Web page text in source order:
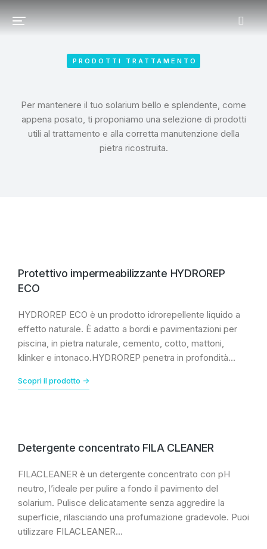
PRODOTTI TRATTAMENTO
Per mantenere il tuo solarium bello e splendente, come
appena posato, ti proponiamo una selezione di prodotti
utili al trattamento e alla corretta manutenzione della
pietra ricostruita.
Protettivo impermeabilizzante HYDROREP
ECO
HYDROREP ECO è un prodotto idrorepellente liquido a
effetto naturale. È adatto a bordi e pavimentazioni per
piscina, in pietra naturale, cemento, cotto, mattoni,
klinker e intonaco.HYDROREP penetra in profondità…
Scopri il prodotto ->
Detergente concentrato FILA CLEANER
FILACLEANER è un detergente concentrato con pH
neutro, l’ideale per pulire a fondo il pavimento del
solarium. Pulisce delicatamente senza aggredire la
superficie, rilasciando una profumazione gradevole. Puoi
utilizzare FILACLEANER…